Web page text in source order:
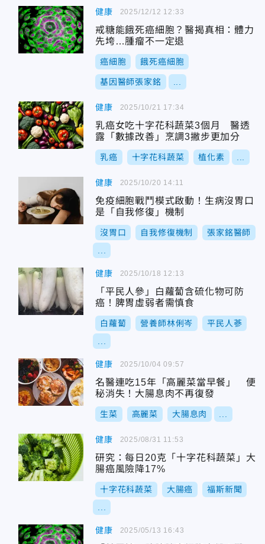
健康
戒糖能餓死癌細胞？醫揭真相：體力
先垮…腫瘤不一定退
癌細胞 餓死癌細胞
基因醫師張家銘
2025/12/12 12:33
健康
乳癌女吃十字花科蔬菜3個月 醫透
露「數據改善」烹調3撇步更加分
乳癌 十字花科蔬菜 植化素
2025/10/21 17:34
健康
免疫細胞戰鬥模式啟動！生病沒胃口
是「自我修復」機制
沒胃口 自我修復機制 張家銘醫師
2025/10/20 14:11
健康
「平民人參」白蘿蔔含硫化物可防
癌！脾胃虛弱者需慎食
白蘿蔔 營養師林俐岑 平民人蔘
2025/10/18 12:13
健康
名醫連吃15年「高麗菜當早餐」 便
秘消失！大腸息肉不再復發
生菜 高麗菜 大腸息肉
2025/10/04 09:57
健康
研究：每日20克「十字花科蔬菜」大
腸癌風險降17%
十字花科蔬菜 大腸癌 福斯新聞
2025/08/31 11:53
健康 2025/05/13 16:43